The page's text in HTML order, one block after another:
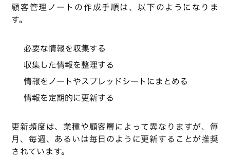
顧客管理ノートの作成手順は、以下のようになりま
す。
必要な情報を収集する
収集した情報を整理する
情報をノートやスプレッドシートにまとめる
情報を定期的に更新する
更新頻度は、業種や顧客層によって異なりますが、毎
月、毎週、あるいは毎日のように更新することが推奨
されています。